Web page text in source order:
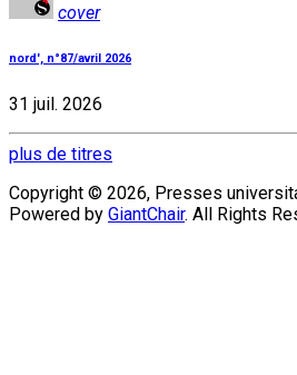
cover
nord', n°87/avril 2026
31 juil. 2026
plus de titres
Copyright © 2026, Presses
Powered by GiantChair. All Rights